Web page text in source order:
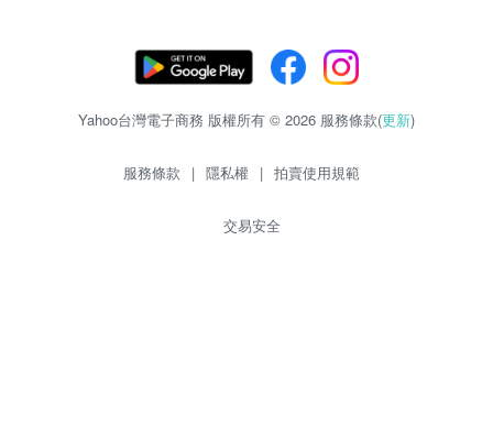
Yahoo台灣電子商務 版權所有 © 2026 服務條款(更新)
服務條款 | 隱私權 | 拍賣使用規範
交易安全